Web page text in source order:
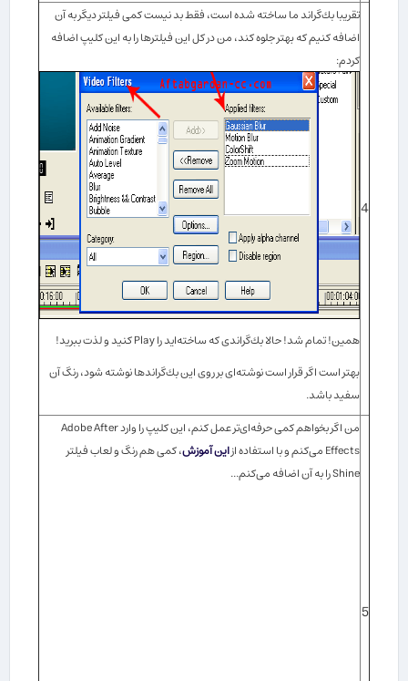
4
تقریبا بك‌گراند ما ساخته شده است، فقط بد نیست كمی فیلتر دیگر به آن
اضافه كنیم كه بهتر جلوه كند، من در كل این فیلترها را به این كلیپ اضافه
كردم:
همین! تمام شد! حالا بك‌گراندی كه ساخته‌اید را Play كنید و لذت ببرید!
بهتر است اگر قرار است نوشته‌ای بر روی این بك‌گراندها نوشته شود، رنگ آن
سفید باشد.
5
من اگر بخواهم كمی حرفه‌ای‌تر عمل كنم، این كلیپ را واردAdobe After
Effectsمی‌كنم و با استفاده ازاین آموزش، كمی هم رنگ و لعاب فیلتر
Shineرا به آن اضافه می‌كنم...